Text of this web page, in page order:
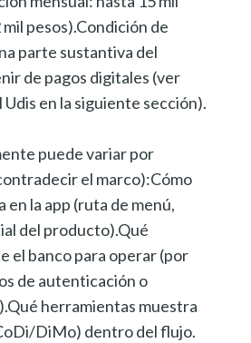
pesos).Condición de
parte sustantiva del
de pagos digitales (ver
Udis en la siguiente sección).
puede variar por
el marco):Cómo
en la app (ruta de menú,
del producto).Qué
el banco para operar (por
de autenticación o
herramientas muestra
DiMo) dentro del flujo.